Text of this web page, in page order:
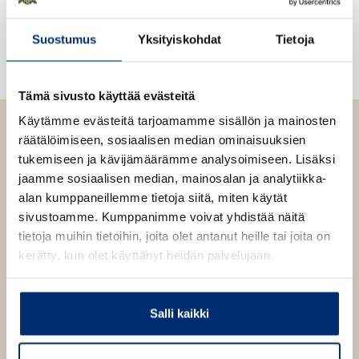
Suostumus Yksityiskohdat Tietoja
Tämä sivusto käyttää evästeitä
Käytämme evästeitä tarjoamamme sisällön ja mainosten
räätälöimiseen, sosiaalisen median ominaisuuksien
tukemiseen ja kävijämäärämme analysoimiseen. Lisäksi
jaamme sosiaalisen median, mainosalan ja analytiikka-
alan kumppaneillemme tietoja siitä, miten käytät
sivustoamme. Kumppanimme voivat yhdistää näitä
tietoja muihin tietoihin, joita olet antanut heille tai joita on
kerätty, kun olet käyttänyt heidän palvelujaan.
Salli kaikki
i
l
h
e
ä
l
h
t
e
e
n
e
v
ä
i
l
e
h
t
e
e
n
Sisko Latvus
Sisko Latvuson pitkän uran tehnyt kirjailija, joka
tunnetaan erityisesti historiallisista
nuortenromaaneistaan. Inkerinsuomalaisista kertova